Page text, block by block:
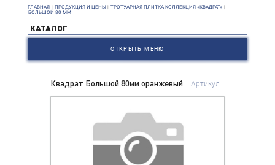
ГЛАВНАЯ ПРОДУКЦИЯ И ЦЕНЫ ТРОТУАРНАЯ ПЛИТКА КОЛЛЕКЦИЯ «КВАДРАТ»
БОЛЬШОЙ 80 ММ
КАТАЛОГ
ОТКРЫТЬ МЕНЮ
Квадрат Большой 80мм оранжевый Артикул: